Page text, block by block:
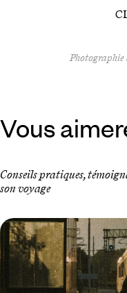
Vous
Conseils pratiques,
son voyage